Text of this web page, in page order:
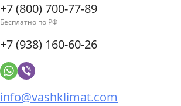
+7 (800) 700-77-89
Бесплатно по РФ
+7 (938) 160-60-26
info@vashklimat.com